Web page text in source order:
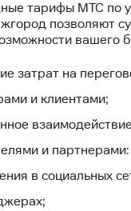
тарифы МТС по
позволяют
вашего
затрат на
и клиентами;
и партнерами:
в социальных